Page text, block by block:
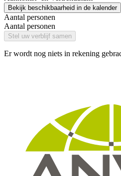
Bekijk beschikbaarheid in de kalender
Aantal personen
Aantal personen
Stel uw verblijf samen
Er wordt nog niets in rekening